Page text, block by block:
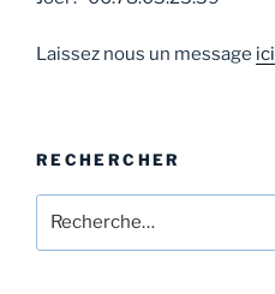
Laissez nous un message ici
RECHERCHER
pour